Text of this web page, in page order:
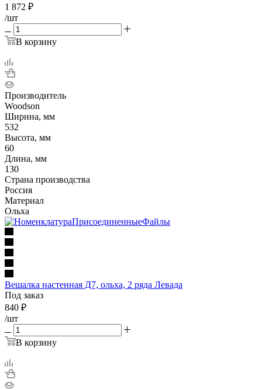
1 872 ₽
/шт
В корзину
Производитель
Woodson
Ширина, мм
532
Высота, мм
60
Длина, мм
130
Страна производства
Россия
Материал
Ольха
Вешалка настенная Д7, ольха, 2 ряда Левада
Под заказ
840 ₽
/шт
В корзину